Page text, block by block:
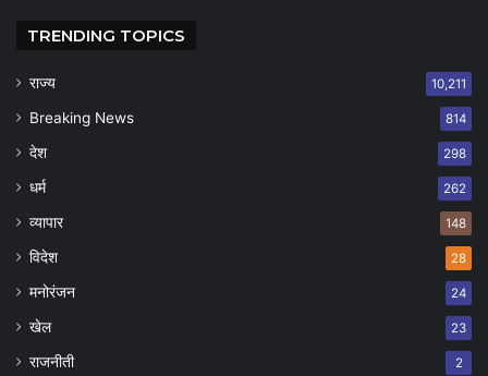
TRENDING TOPICS
राज्य 10,211
Breaking News 814
देश 298
धर्म 262
व्यापार 148
विदेश 28
मनोरंजन 24
खेल 23
राजनीती 2